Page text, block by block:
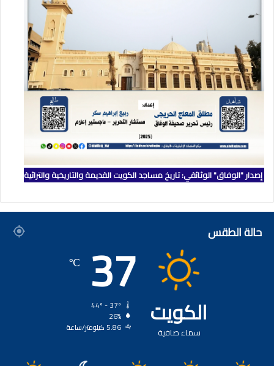
إصدار "الوفاق" الوثائقي: تاريخ مساجد الكويت القديمة والتاريخية والتراثية
حالة الطقس
الكويت
سماء صافية
37
℃
26%
5.86 كيلومتر/ساعة